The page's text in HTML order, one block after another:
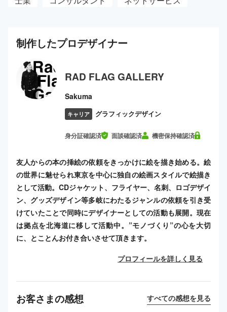
制作したプロデザイナー
RAD FLAG GALLERY
Sakuma
キャリア グラフィックデザイン
身分証確認済 面談確認済 機密保持確認済
友人からの本の挿絵の依頼をきっかけに絵を描き始める。絵
の世界に魅せられ東京を中心に独自の絵画スタイルで絵描き
として活動。CDジャケット、フライヤー、名刺、ロゴデザイ
ン、グッズデザイン等多岐にわたるジャンルの依頼を引き受
けていたことで同時にデザイナーとしての活動も展開。現在
は拠点を北海道に移して活動中。”モノづくり”の心を大切
に、とことんお付き合いさせて頂きます。
プロフィールを詳しく見る
お客さまの感想 すべての感想を見る